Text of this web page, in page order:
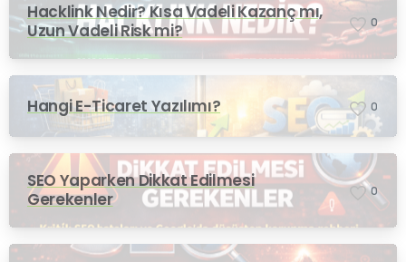
Hacklink Nedir? Kısa Vadeli Kazanç mı,
Uzun Vadeli Risk mi?
0
Hangi E-Ticaret Yazılımı? 0
SEO Yaparken Dikkat Edilmesi
Gerekenler
0